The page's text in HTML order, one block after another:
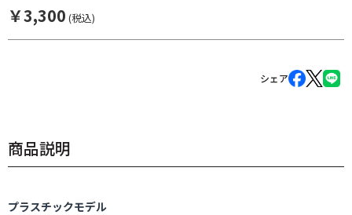
￥3,300 (税込)
シェア
商品説明
プラスチックモデル